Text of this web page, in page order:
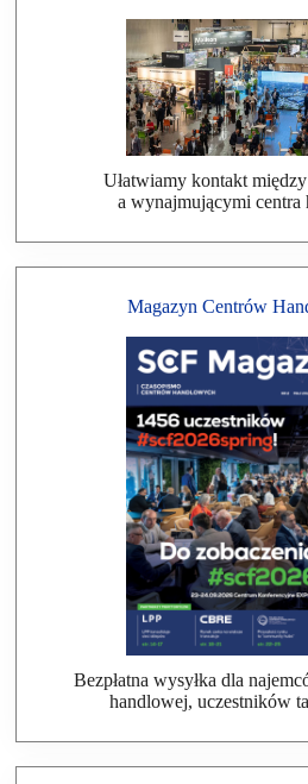
Ułatwiamy kontakt
a wynajmującymi centra
Magazyn Centrów
Bezpłatna wysyłka dla
handlowej, uczestników